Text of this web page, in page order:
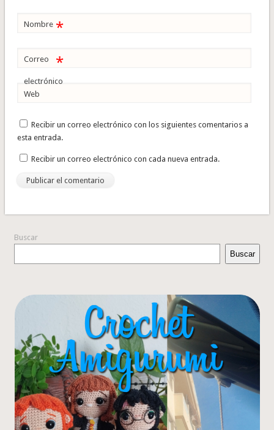
Nombre *
Correo
electrónico
*
Web
Recibir un correo electrónico con los siguientes comentarios a
esta entrada.
Recibir un correo electrónico con cada nueva entrada.
Buscar
Buscar